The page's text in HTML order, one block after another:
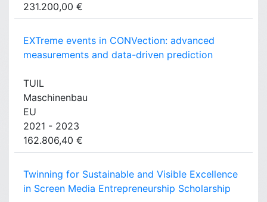
231.200,00 €
EXTreme events in CONVection: advanced
measurements and data-driven prediction
TUIL
Maschinenbau
EU
2021 - 2023
162.806,40 €
Twinning for Sustainable and Visible Excellence
in Screen Media Entrepreneurship Scholarship